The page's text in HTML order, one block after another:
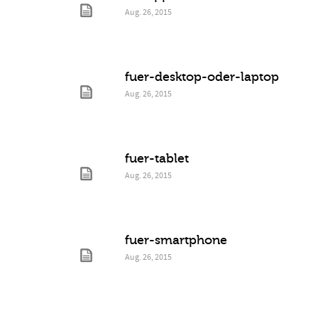
Aug. 26, 2015
fuer-desktop-oder-laptop
Aug. 26, 2015
fuer-tablet
Aug. 26, 2015
fuer-smartphone
Aug. 26, 2015